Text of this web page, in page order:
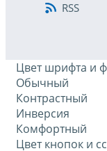
RSS
Цвет шрифта и
Обычный
Контрастный
Инверсия
Комфортный
Цвет кнопок и